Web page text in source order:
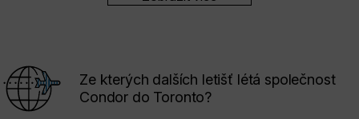
Ze kterých dalších letišť létá společnost
Condor do Toronto?